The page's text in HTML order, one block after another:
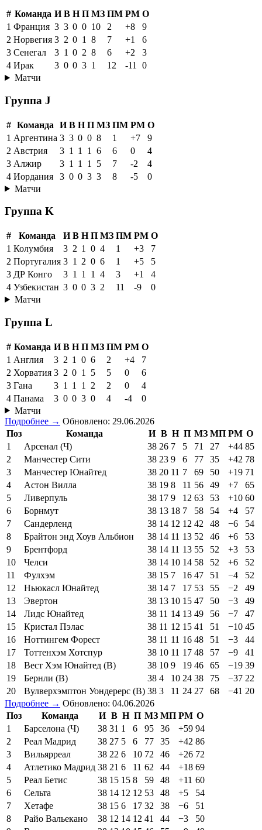
# Команда И В Н П МЗ ПМ РМ О
1 Франция 3 3 0 0 10 2 +8
9
2 Норвегия 3 2 0 1 8 7 +1
6
3 Сенегал 3 1 0 2 8 6 +2
3
4 Ирак 3 0 0 3 1 12 -11
0
Матчи
Группа J
# Команда И В Н П МЗ ПМ РМ О
1 Аргентина 3 3 0 0 8 1 +7
9
2 Австрия 3 1 1 1 6 6 0
4
3 Алжир 3 1 1 1 5 7 -2
4
4 Иордания 3 0 0 3 3 8 -5
0
Матчи
Группа K
# Команда И В Н П МЗ ПМ РМ О
1 Колумбия 3 2 1 0 4 1 +3
7
2 Португалия 3 1 2 0 6 1 +5
5
3 ДР Конго 3 1 1 1 4 3 +1
4
4 Узбекистан 3 0 0 3 2 11 -9
0
Матчи
Группа L
# Команда И В Н П МЗ ПМ РМ О
1 Англия 3 2 1 0 6 2 +4
7
2 Хорватия 3 2 0 1 5 5 0
6
3 Гана 3 1 1 1 2 2 0
4
4 Панама 3 0 0 3 0 4 -4
0
Матчи
Подробнее → Обновлено: 29.06.2026
Поз
Команда И В Н П МЗ МП РМ О
1
Арсенал (Ч) 38 26 7 5 71 27 +44 85
2
Манчестер Сити 38 23 9 6 77 35 +42 78
3
Манчестер Юнайтед 38 20 11 7 69 50 +19 71
4
Астон Вилла 38 19 8 11 56 49 +7
65
5
Ливерпуль 38 17 9 12 63 53 +10 60
6
Борнмут 38 13 18 7 58 54 +4
57
7
Сандерленд 38 14 12 12 42 48 −6
54
8
Брайтон энд Хоув Альбион 38 14 11 13 52 46 +6
53
9
Брентфорд 38 14 11 13 55 52 +3
53
10
Челси 38 14 10 14 58 52 +6
52
11
Фулхэм 38 15 7 16 47 51 −4
52
12
Ньюкасл Юнайтед 38 14 7 17 53 55 −2
49
13
Эвертон 38 13 10 15 47 50 −3
49
14
Лидс Юнайтед 38 11 14 13 49 56 −7
47
15
Кристал Пэлас 38 11 12 15 41 51 −10 45
16
Ноттингем Форест 38 11 11 16 48 51 −3
44
17
Тоттенхэм Хотспур 38 10 11 17 48 57 −9
41
18
Вест Хэм Юнайтед (В) 38 10 9 19 46 65 −19 39
19
Бернли (В) 38 4 10 24 38 75 −37 22
20
Вулверхэмптон Уондерерс (В) 38 3 11 24 27 68 −41 20
Подробнее → Обновлено: 04.06.2026
Поз
Команда И В Н П МЗ МП РМ О
1
Барселона (Ч) 38 31 1 6 95 36 +59 94
2
Реал Мадрид 38 27 5 6 77 35 +42 86
3
Вильярреал 38 22 6 10 72 46 +26 72
4
Атлетико Мадрид 38 21 6 11 62 44 +18 69
5
Реал Бетис 38 15 15 8 59 48 +11 60
6
Сельта 38 14 12 12 53 48 +5
54
7
Хетафе 38 15 6 17 32 38 −6
51
8
Райо Вальекано 38 12 14 12 41 44 −3
50